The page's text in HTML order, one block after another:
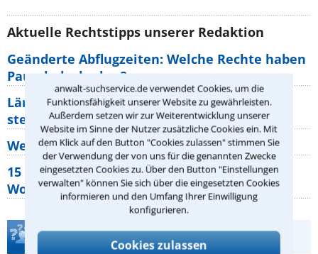
anwalt-suchservice.de verwendet Cookies, um die
Funktionsfähigkeit unserer Website zu gewährleisten.
Außerdem setzen wir zur Weiterentwicklung unserer
Website im Sinne der Nutzer zusätzliche Cookies ein. Mit
dem Klick auf den Button "Cookies zulassen" stimmen Sie
der Verwendung der von uns für die genannten Zwecke
eingesetzten Cookies zu. Über den Button "Einstellungen
verwalten" können Sie sich über die eingesetzten Cookies
informieren und den Umfang Ihrer Einwilligung
konfigurieren.
Cookies zulassen
Aktuelle Rechtstipps unserer Redaktion
Geänderte Abflugzeiten: Welche Rechte haben
Pauschalurlauber?
Lärm von den Nachbarn: Welche Rechte
stehen mir zu?
Wer muss Zweitwohnungssteuer zahlen?
15 elementare Rechte, die jeder
Wohnungseigentümer kennen sollte
Teste Dein Rechtswissen